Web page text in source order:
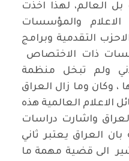
العالم، لهذا اخذت
الاعلام والمؤسسات
التقدمية وبرامج
ذات الاختصاص
ولم تبخل منظمة
، وكان وما زال العراق
الاعلام العالمية هذه
واشارت دراسات
العراق يعتبر ثاني
الى قضية مهمة ما